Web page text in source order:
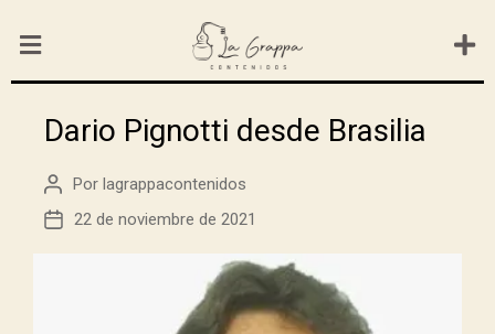
Dario Pignotti desde Brasilia
Por lagrappacontenidos
22 de noviembre de 2021